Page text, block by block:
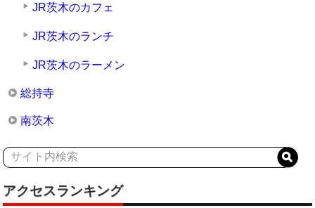
JR茨木のカフェ
JR茨木のランチ
JR茨木のラーメン
総持寺
南茨木
アクセスランキング